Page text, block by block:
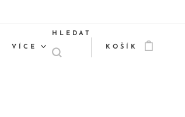
VÍCE
HLEDAT
KOŠÍK